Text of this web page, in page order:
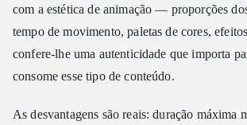
com a estética de animação — proporções
tempo de movimento, paletas de cores,
confere-lhe uma autenticidade que importa
consome esse tipo de conteúdo.
As desvantagens são reais: duração máxima